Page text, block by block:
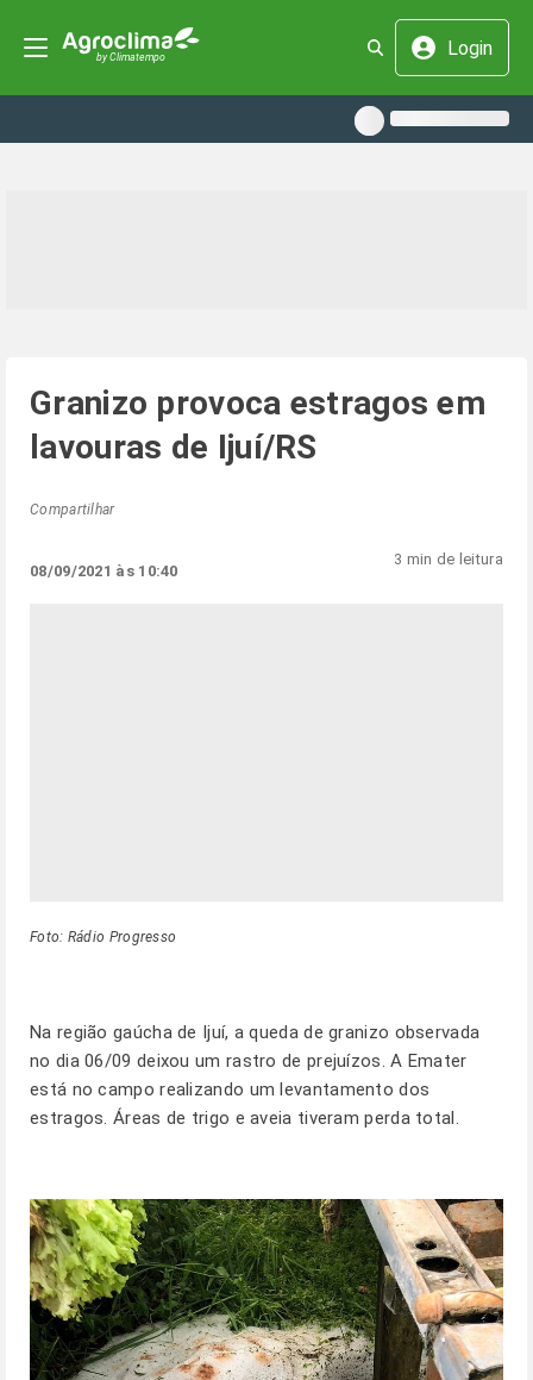
Login
Granizo provoca estragos em
lavouras de Ijuí/RS
Compartilhar
08/09/2021 às 10:40
3 min de leitura
Foto: Rádio Progresso
Na região gaúcha de Ijuí, a queda de granizo observada
no dia 06/09 deixou um rastro de prejuízos. A Emater
está no campo realizando um levantamento dos
estragos. Áreas de trigo e aveia tiveram perda total.